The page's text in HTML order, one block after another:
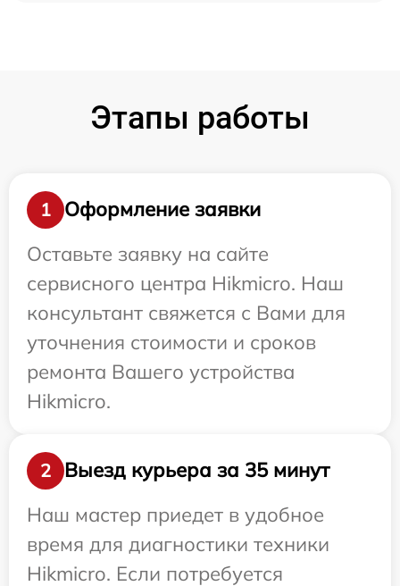
Этапы работы
1
Оформление заявки
Оставьте заявку на сайте
сервисного центра Hikmicro. Наш
консультант свяжется с Вами для
уточнения стоимости и сроков
ремонта Вашего устройства
Hikmicro.
2
Выезд курьера за 35 минут
Наш мастер приедет в удобное
время для диагностики техники
Hikmicro. Если потребуется